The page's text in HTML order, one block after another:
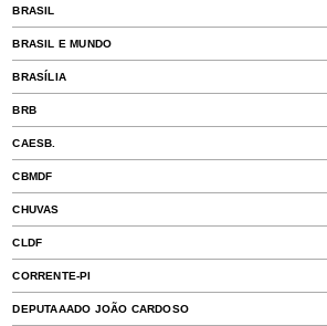
BRASIL
BRASIL E MUNDO
BRASÍLIA
BRB
CAESB.
CBMDF
CHUVAS
CLDF
CORRENTE-PI
DEPUTAAADO JOÃO CARDOSO